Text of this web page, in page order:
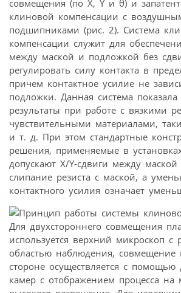
совмещения (по X, Y и θ) и
клиновой компенсации с
подшипниками (рис. 2). Система
компенсации служит для
между маской и подложкой без
регулировать силу контакта в
причем контактное усилие не
подложки. Данная система
результаты при работе с вязкими
чувствительными материалами,
и т. д. При этом стандартные
решения, применяемые в
допускают X/Y-сдвиги между
слипание резиста с маской, а
контактного усилия означает
Для двухстороннего совмещения
используется верхний микроскоп с
областью наблюдения,
стороне осуществляется с
камер с отображением процесса на